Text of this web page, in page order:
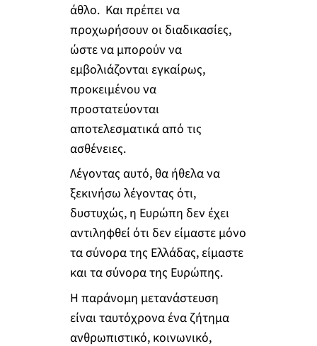
άθλο. Και πρέπει να
προχωρήσουν οι διαδικασίες,
ώστε να μπορούν να
εμβολιάζονται εγκαίρως,
προκειμένου να
προστατεύονται
αποτελεσματικά από τις
ασθένειες.
Λέγοντας αυτό, θα ήθελα να
ξεκινήσω λέγοντας ότι,
δυστυχώς, η Ευρώπη δεν έχει
αντιληφθεί ότι δεν είμαστε μόνο
τα σύνορα της Ελλάδας, είμαστε
και τα σύνορα της Ευρώπης.
Η παράνομη μετανάστευση
είναι ταυτόχρονα ένα ζήτημα
ανθρωπιστικό, κοινωνικό,